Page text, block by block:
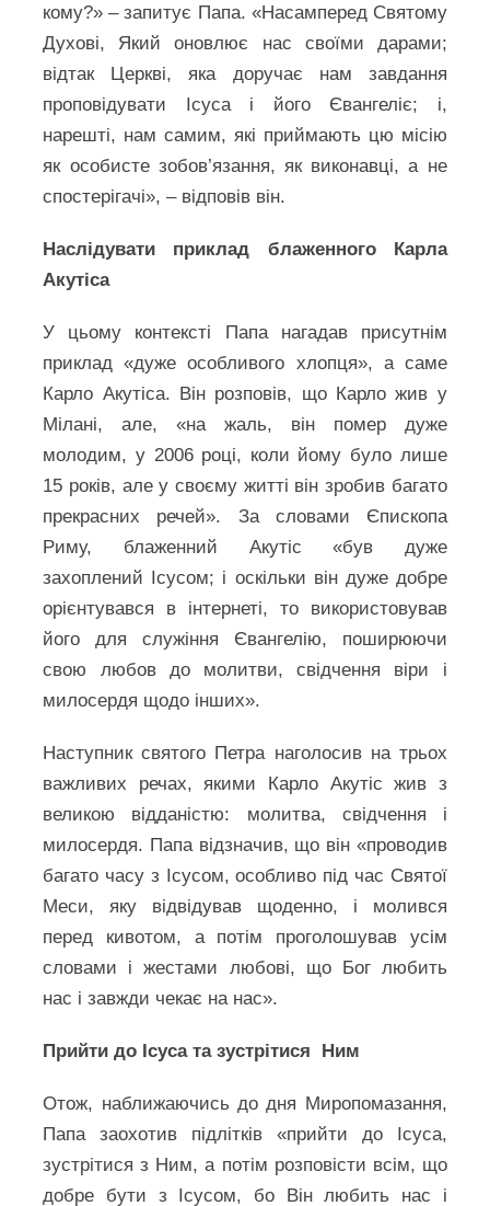
кому?» – запитує Папа. «Насамперед Святому
Духові, Який оновлює нас своїми дарами;
відтак Церкві, яка доручає нам завдання
проповідувати Ісуса і його Євангеліє; і,
нарешті, нам самим, які приймають цю місію
як особисте зобов’язання, як виконавці, а не
спостерігачі», – відповів він.
Наслідувати приклад блаженного Карла
Акутіса
У цьому контексті Папа нагадав присутнім
приклад «дуже особливого хлопця», а саме
Карло Акутіса. Він розповів, що Карло жив у
Мілані, але, «на жаль, він помер дуже
молодим, у 2006 році, коли йому було лише
15 років, але у своєму житті він зробив багато
прекрасних речей». За словами Єпископа
Риму, блаженний Акутіс «був дуже
захоплений Ісусом; і оскільки він дуже добре
орієнтувався в інтернеті, то використовував
його для служіння Євангелію, поширюючи
свою любов до молитви, свідчення віри і
милосердя щодо інших».
Наступник святого Петра наголосив на трьох
важливих речах, якими Карло Акутіс жив з
великою відданістю: молитва, свідчення і
милосердя. Папа відзначив, що він «проводив
багато часу з Ісусом, особливо під час Святої
Меси, яку відвідував щоденно, і молився
перед кивотом, а потім проголошував усім
словами і жестами любові, що Бог любить
нас і завжди чекає на нас».
Прийти до Ісуса та зустрітися Ним
Отож, наближаючись до дня Миропомазання,
Папа заохотив підлітків «прийти до Ісуса,
зустрітися з Ним, а потім розповісти всім, що
добре бути з Ісусом, бо Він любить нас і